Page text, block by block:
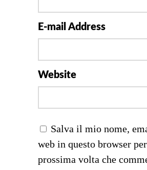
E-mail Address
Website
Salva il mio nome,
web in questo browser
prossima volta che